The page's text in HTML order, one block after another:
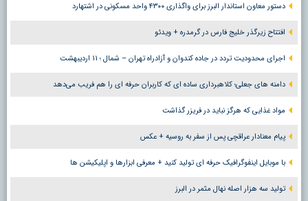
دستور معاون استاندار البرز برای واگذاری ۴۳۰۰ واحد مسکونی در اشتهارد
افتتاح زیرگذر خلیج فارس در گرمدره + ویدئو
اجرای محدودیت تردد در جاده کندوان و آزادراه تهران – شمال ؛ ١١ اردیبهشت
دامنه های جعلی؛ کلاهبرداری ساده ای که کاربران حرفه ای را هم فریب می‌دهد
مواد غذایی که هرگز نباید در فریزر گذاشت
پیام معنادار عراقچی پس از سفر به روسیه + عکس
با موبایل اینفوگرافیک حرفه ای تولید کنید + معرفی ابزارها و اپلیکیشن ها
تولید سه هزار اصله نهال مثمر در البرز